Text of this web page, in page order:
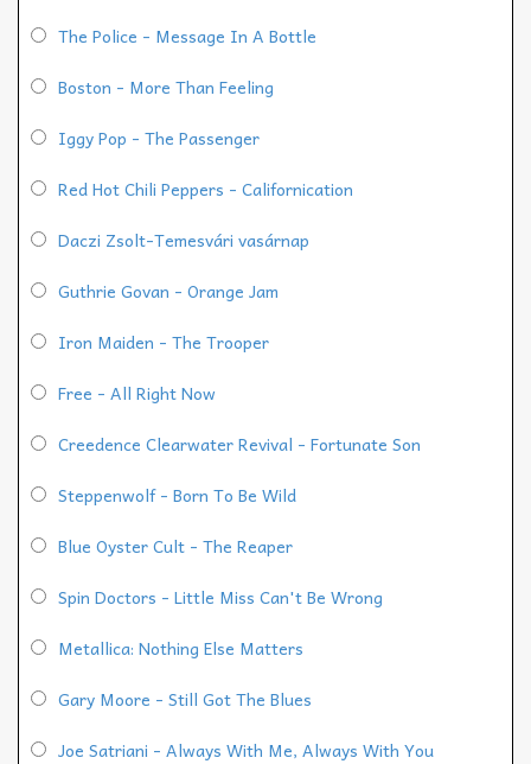
The Police - Message In A Bottle
Boston - More Than Feeling
Iggy Pop - The Passenger
Red Hot Chili Peppers - Californication
Daczi Zsolt-Temesvári vasárnap
Guthrie Govan - Orange Jam
Iron Maiden - The Trooper
Free - All Right Now
Creedence Clearwater Revival - Fortunate Son
Steppenwolf - Born To Be Wild
Blue Oyster Cult - The Reaper
Spin Doctors - Little Miss Can't Be Wrong
Metallica: Nothing Else Matters
Gary Moore - Still Got The Blues
Joe Satriani - Always With Me, Always With You